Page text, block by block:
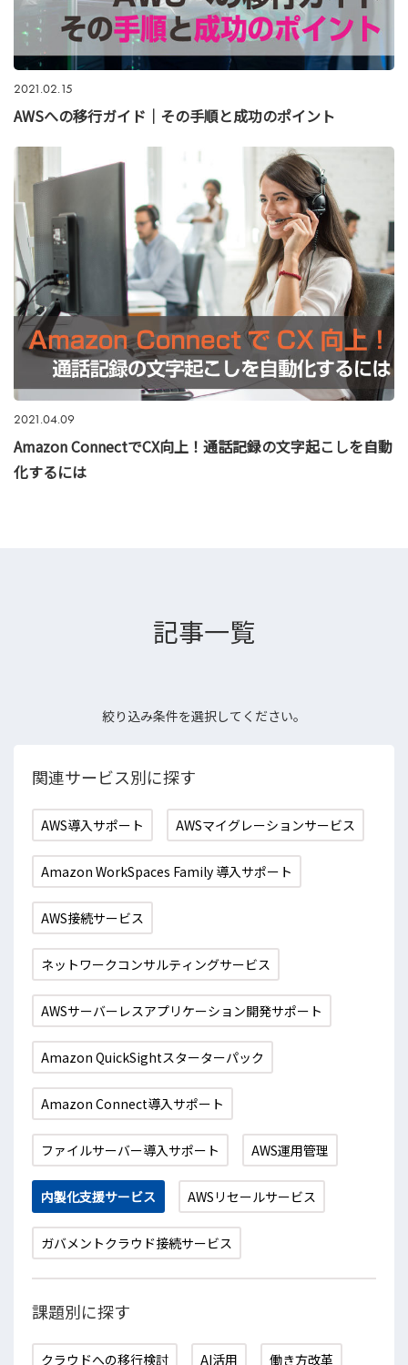
2021.02.15
AWSへの移行ガイド｜その手順と成功のポイント
2021.04.09
Amazon ConnectでCX向上！通話記録の文字起こしを自動
化するには
記事一覧
絞り込み条件を選択してください。
関連サービス別に探す
AWS導入サポート AWSマイグレーションサービス
Amazon WorkSpaces Family 導入サポート
AWS接続サービス
ネットワークコンサルティングサービス
AWSサーバーレスアプリケーション開発サポート
Amazon QuickSightスターターパック
Amazon Connect導入サポート
ファイルサーバー導入サポート AWS運用管理
内製化支援サービス AWSリセールサービス
ガバメントクラウド接続サービス
課題別に探す
クラウドへの移行検討 AI活用 働き方改革